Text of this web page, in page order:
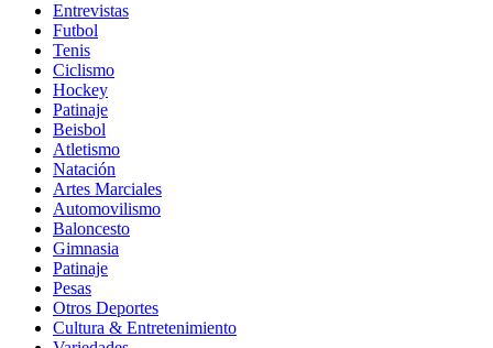
Entrevistas
Futbol
Tenis
Ciclismo
Hockey
Patinaje
Beisbol
Atletismo
Natación
Artes Marciales
Automovilismo
Baloncesto
Gimnasia
Patinaje
Pesas
Otros Deportes
Cultura & Entretenimiento